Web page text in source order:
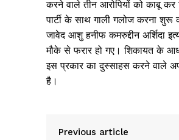
करने वाले तीन आरोपियों को काबू
पार्टी के साथ गाली गलोज करना
जावेद आशु हनीफ कमरुद्दीन अर्शिदा
मौके से फरार हो गए। शिकायत के
इस प्रकार का दुस्साहस करने वाले
है।
Previous article